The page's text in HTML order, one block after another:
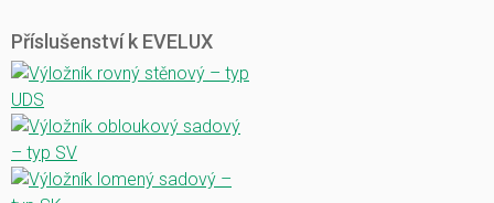
Příslušenství k EVELUX